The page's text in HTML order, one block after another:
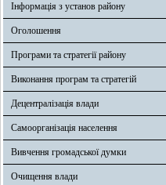
Інформація з установ району
Оголошення
Програми та стратегії району
Виконання програм та стратегій
Децентралізація влади
Самоорганізація населення
Вивчення громадської думки
Очищення влади